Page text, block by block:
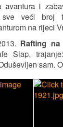
avantura i
sve veći broj
na rijeci
Rafting
Slap,
sam.